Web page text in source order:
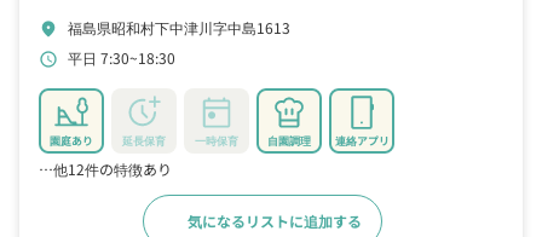
location_on 福島県昭和村下中津川字中島1613
schedule 平日 7:30~18:30
園庭あり 延長保育 一時保育 自園調理 連絡アプリ
…他12件の特徴あり
気になるリストに追加する